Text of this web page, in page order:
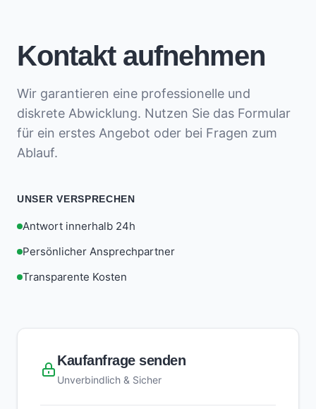
Kontakt aufnehmen
Wir garantieren eine professionelle und
diskrete Abwicklung. Nutzen Sie das Formular
für ein erstes Angebot oder bei Fragen zum
Ablauf.
UNSER VERSPRECHEN
Antwort innerhalb 24h
Persönlicher Ansprechpartner
Transparente Kosten
Kaufanfrage senden
Unverbindlich & Sicher